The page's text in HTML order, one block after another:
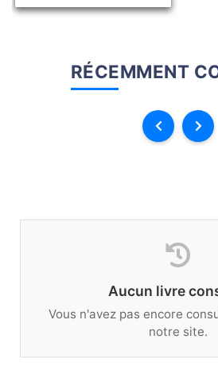
RÉCEMMENT
Aucun livre
Vous n'avez pas encore
notre site.